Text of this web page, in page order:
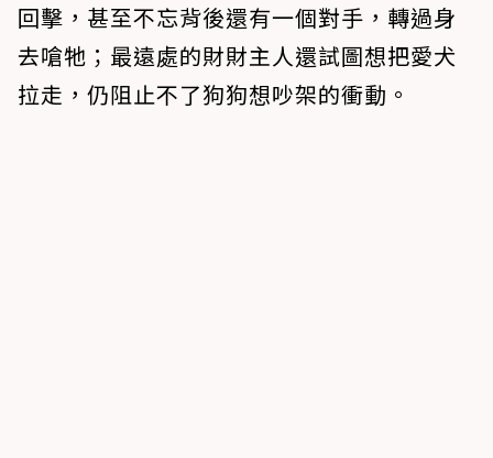
回擊，甚至不忘背後還有一個對手，轉過身
去嗆牠；最遠處的財財主人還試圖想把愛犬
拉走，仍阻止不了狗狗想吵架的衝動。